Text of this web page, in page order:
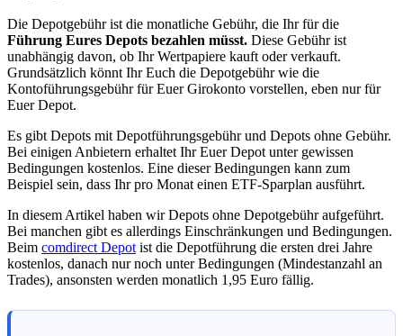
Die Depotgebühr ist die monatliche Gebühr, die Ihr für die
Führung Eures Depots bezahlen müsst. Diese Gebühr ist
unabhängig davon, ob Ihr Wertpapiere kauft oder verkauft.
Grundsätzlich könnt Ihr Euch die Depotgebühr wie die
Kontoführungsgebühr für Euer Girokonto vorstellen, eben nur für
Euer Depot.
Es gibt Depots mit Depotführungsgebühr und Depots ohne Gebühr.
Bei einigen Anbietern erhaltet Ihr Euer Depot unter gewissen
Bedingungen kostenlos. Eine dieser Bedingungen kann zum
Beispiel sein, dass Ihr pro Monat einen ETF-Sparplan ausführt.
In diesem Artikel haben wir Depots ohne Depotgebühr aufgeführt.
Bei manchen gibt es allerdings Einschränkungen und Bedingungen.
Beim comdirect Depotist die Depotführung die ersten drei Jahre
kostenlos, danach nur noch unter Bedingungen (Mindestanzahl an
Trades), ansonsten werden monatlich 1,95 Euro fällig.